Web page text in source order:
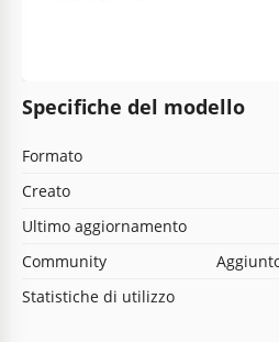
Specifiche del modello
Formato
Creato
Ultimo aggiornamento
Community
Statistiche di utilizzo